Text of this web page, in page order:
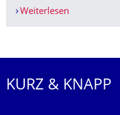
Weiterlesen
KURZ & KNAPP